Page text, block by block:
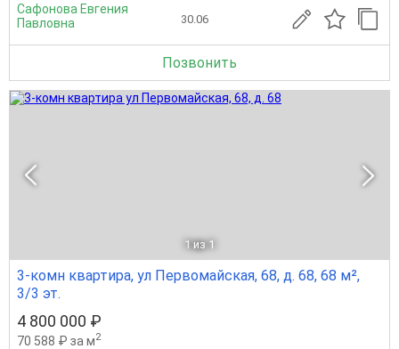
Сафонова Евгения
Павловна
30.06
Позвонить
1 из 1
3-комн квартира, ул Первомайская, 68, д. 68, 68 м²,
3/3 эт.
4 800 000 ₽
70 588 ₽ за м2